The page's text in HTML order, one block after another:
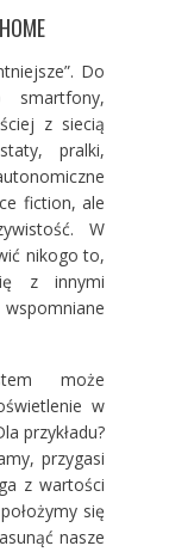
Do
smartfony,
z siecią
pralki,
fiction, ale
W
nikogo to,
z innymi
może
w
przykładu?
przygasi
z wartości
się
nasze